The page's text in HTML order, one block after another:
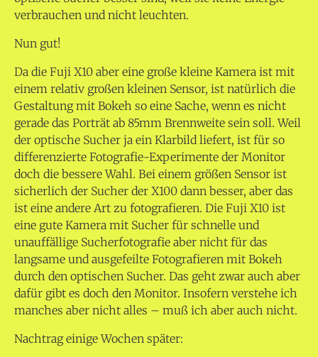
verbrauchen und nicht leuchten.
Nun gut!
Da die Fuji X10 aber eine große kleine Kamera ist mit
einem relativ großen kleinen Sensor, ist natürlich die
Gestaltung mit Bokeh so eine Sache, wenn es nicht
gerade das Porträt ab 85mm Brennweite sein soll. Weil
der optische Sucher ja ein Klarbild liefert, ist für so
differenzierte Fotografie-Experimente der Monitor
doch die bessere Wahl. Bei einem größen Sensor ist
sicherlich der Sucher der X100 dann besser, aber das
ist eine andere Art zu fotografieren. Die Fuji X10 ist
eine gute Kamera mit Sucher für schnelle und
unauffällige Sucherfotografie aber nicht für das
langsame und ausgefeilte Fotografieren mit Bokeh
durch den optischen Sucher. Das geht zwar auch aber
dafür gibt es doch den Monitor. Insofern verstehe ich
manches aber nicht alles – muß ich aber auch nicht.
Nachtrag einige Wochen später: